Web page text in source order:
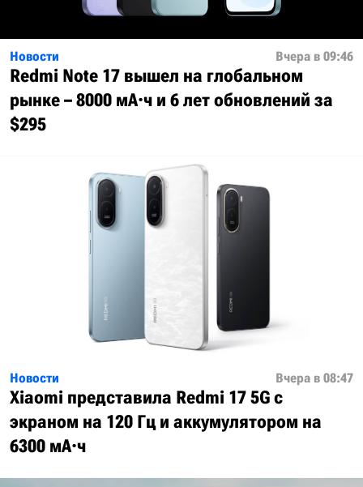
Новости Вчера в 09:46
Redmi Note 17 вышел на глобальном
рынке – 8000 мА·ч и 6 лет обновлений за
$295
Новости Вчера в 08:47
Xiaomi представила Redmi 17 5G с
экраном на 120 Гц и аккумулятором на
6300 мА·ч